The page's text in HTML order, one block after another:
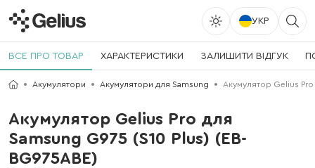
УКР
ВСЕ ПРО ТОВАР ХАРАКТЕРИСТИКИ ЗАЛИШИТИ ВІДГУК
Акумулятори Акумулятори для Samsung Акумулятор Gelius Pro
Акумулятор Gelius Pro для
Samsung G975 (S10 Plus) (EB-
BG975ABE)